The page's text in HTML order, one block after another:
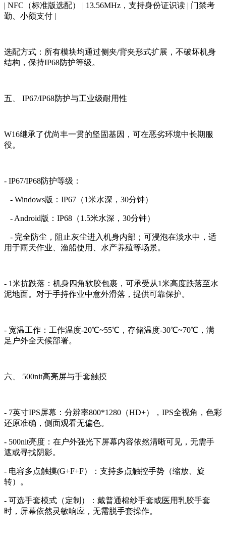
| NFC（标准版选配） | 13.56MHz，支持身份证识读 | 门禁考
勤、小额支付 |
选配方式：所有模块均通过侧夹/背夹形式扩展，不破坏机身
结构，保持IP68防护等级。
五、 IP67/IP68防护与工业级耐用性
W16继承了优尚丰一贯的坚固基因，可在恶劣环境中长期服
役。
- IP67/IP68防护等级：
- Windows版：IP67（1米水深，30分钟）
- Android版：IP68（1.5米水深，30分钟）
- 完全防尘，阻止灰尘进入机身内部；可浸泡在淡水中，适
用于雨天作业、渔船使用、水产养殖等场景。
- 1米抗跌落：机身四角软胶包裹，可承受从1米高度跌落至水
泥地面。对于手持作业中意外滑落，提供可靠保护。
- 宽温工作：工作温度-20℃~55℃，存储温度-30℃~70℃，满
足户外全天候部署。
六、 500nit高亮屏与手套触摸
- 7英寸IPS屏幕：分辨率800*1280（HD+），IPS全视角，色彩
还原准确，侧面观看无偏色。
- 500nit亮度：在户外强光下屏幕内容依然清晰可见，无需手
遮或寻找阴影。
- 电容多点触摸(G+F+F）：支持多点触控手势（缩放、旋
转）。
- 可选手套模式（定制）：戴普通棉纱手套或医用乳胶手套
时，屏幕依然灵敏响应，无需脱手套操作。